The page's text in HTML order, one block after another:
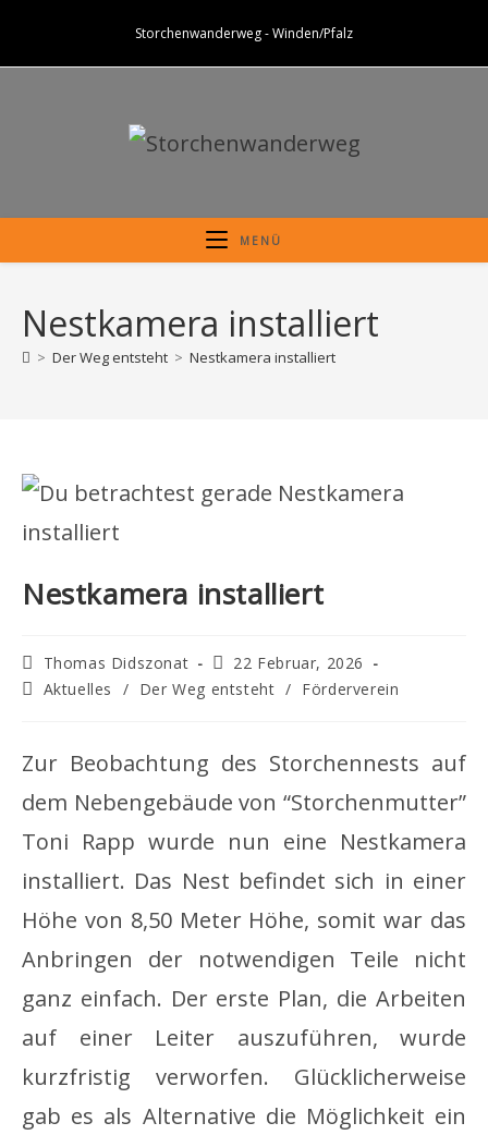
springen
Storchenwanderweg - Winden/Pfalz
MENÜ
Nestkamera installiert
> Der Weg entsteht > Nestkamera installiert
Nestkamera installiert
Beitrags-
Autor:
Thomas Didszonat
Beitrag
veröffentlicht:
22 Februar, 2026
Beitrags-
Aktuelles / Der Weg entsteht / Förderverein
Zur Beobachtung des Storchennests auf
dem Nebengebäude von “Storchenmutter”
Toni Rapp wurde nun eine Nestkamera
installiert. Das Nest befindet sich in einer
Höhe von 8,50 Meter Höhe, somit war das
Anbringen der notwendigen Teile nicht
ganz einfach. Der erste Plan, die Arbeiten
auf einer Leiter auszuführen, wurde
kurzfristig verworfen. Glücklicherweise
gab es als Alternative die Möglichkeit ein